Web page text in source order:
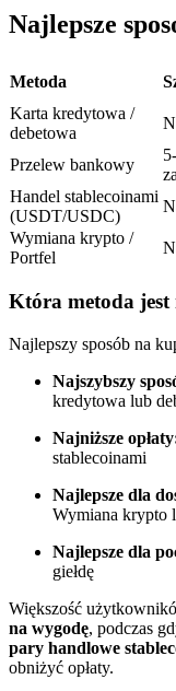
Kopiowanie
Dołącz do
Zostań traderem
Ciesz się
transakcji
Najlepsze
Metoda
Karta kredytowa /
debetowa
Przelew bankowy
Handel stablecoinami
(USDT/USDC)
Wymiana krypto /
Portfel
Która metoda jest
Najlepszy sposób na
Najszybszy
kredytowa lub
Najniższe
stablecoinami
Najlepsze dla
Wymiana krypto
Najlepsze dla
giełdę
Większość
na wygodę, podczas
pary handlowe
obniżyć opłaty.